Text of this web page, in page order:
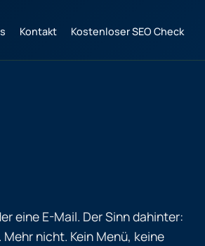
Kontakt Kostenloser SEO Check
eine E-Mail. Der Sinn dahinter:
nicht. Kein Menü, keine